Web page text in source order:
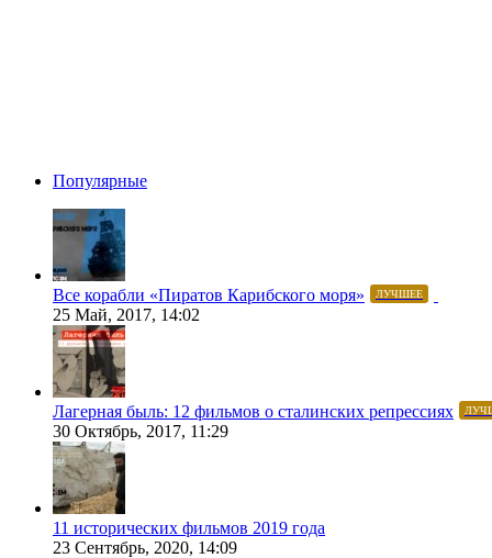
Популярные
Все корабли «Пиратов Карибского моря» ЛУЧШЕЕ
25 Май, 2017, 14:02
Лагерная быль: 12 фильмов о сталинских репрессиях
30 Октябрь, 2017, 11:29
11 исторических фильмов 2019 года
23 Сентябрь, 2020, 14:09